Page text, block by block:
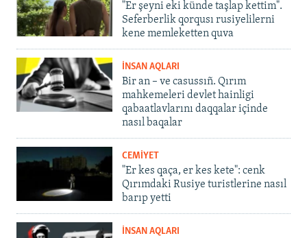
"Er şeyni eki künde taşlap kettim".
Seferberlik qorqusı rusiyelilerni
kene memleketten quva
İNSAN AQLARI
Bir an – ve casussıñ. Qırım
mahkemeleri devlet hainligi
qabaatlavlarını daqqalar içinde
nasıl baqalar
CEMİYET
"Er kes qaça, er kes kete": cenk
Qırımdaki Rusiye turistlerine nasıl
barıp yetti
İNSAN AQLARI